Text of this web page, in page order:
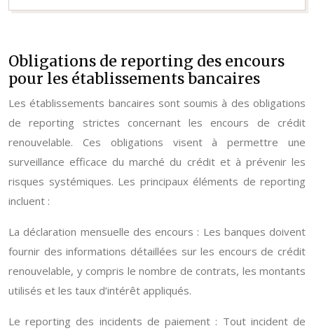
Obligations de reporting des encours
pour les établissements bancaires
Les établissements bancaires sont soumis à des obligations
de reporting strictes concernant les encours de crédit
renouvelable. Ces obligations visent à permettre une
surveillance efficace du marché du crédit et à prévenir les
risques systémiques. Les principaux éléments de reporting
incluent :
La déclaration mensuelle des encours : Les banques doivent
fournir des informations détaillées sur les encours de crédit
renouvelable, y compris le nombre de contrats, les montants
utilisés et les taux d’intérêt appliqués.
Le reporting des incidents de paiement : Tout incident de